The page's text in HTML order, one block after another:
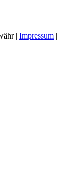
| Impressum |